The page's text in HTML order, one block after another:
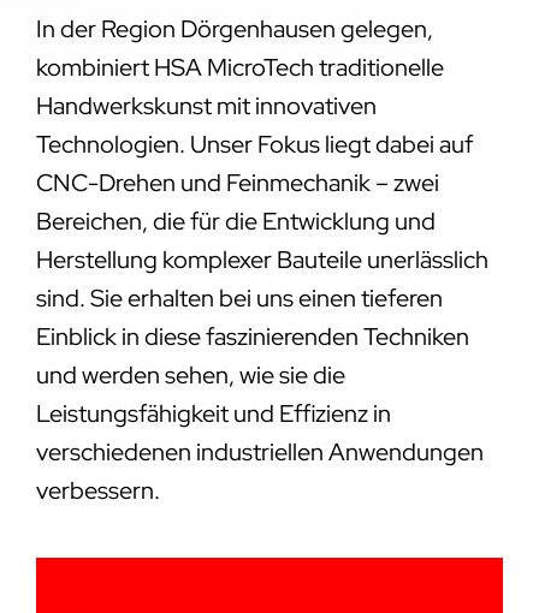
In der Region Dörgenhausen gelegen,
kombiniert HSA MicroTech traditionelle
Handwerkskunst mit innovativen
Technologien. Unser Fokus liegt dabei auf
CNC-Drehen und Feinmechanik – zwei
Bereichen, die für die Entwicklung und
Herstellung komplexer Bauteile unerlässlich
sind. Sie erhalten bei uns einen tieferen
Einblick in diese faszinierenden Techniken
und werden sehen, wie sie die
Leistungsfähigkeit und Effizienz in
verschiedenen industriellen Anwendungen
verbessern.